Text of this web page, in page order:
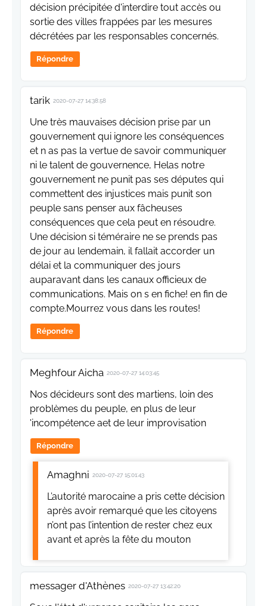
décision précipitée d'interdire tout accès ou
sortie des villes frappées par les mesures
décrétées par les responsables concernés.
Répondre
tarik 2020-07-27 14:38:58
Une très mauvaises décision prise par un
gouvernement qui ignore les conséquences
et n as pas la vertue de savoir communiquer
ni le talent de gouvernence, Helas notre
gouvernement ne punit pas ses députes qui
commettent des injustices mais punit son
peuple sans penser aux fâcheuses
conséquences que cela peut en résoudre.
Une décision si téméraire ne se prends pas
de jour au lendemain, il fallait accorder un
délai et la communiquer des jours
auparavant dans les canaux officieux de
communications. Mais on s en fiche! en fin de
compte.Mourrez vous dans les routes!
Répondre
Meghfour Aicha 2020-07-27 14:03:45
Nos décideurs sont des martiens, loin des
problèmes du peuple, en plus de leur
'incompétence aet de leur improvisation
Répondre
Amaghni 2020-07-27 15:01:43
L’autorité marocaine a pris cette décision
après avoir remarqué que les citoyens
n’ont pas l’intention de rester chez eux
avant et après la fête du mouton
messager d'Athènes 2020-07-27 13:42:20